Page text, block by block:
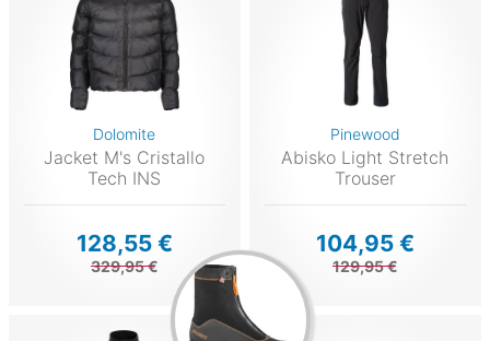
Dolomite
Jacket M's Cristallo
Tech INS
128,55 €
329,95 €
Pinewood
Abisko Light Stretch
Trouser
104,95 €
129,95 €